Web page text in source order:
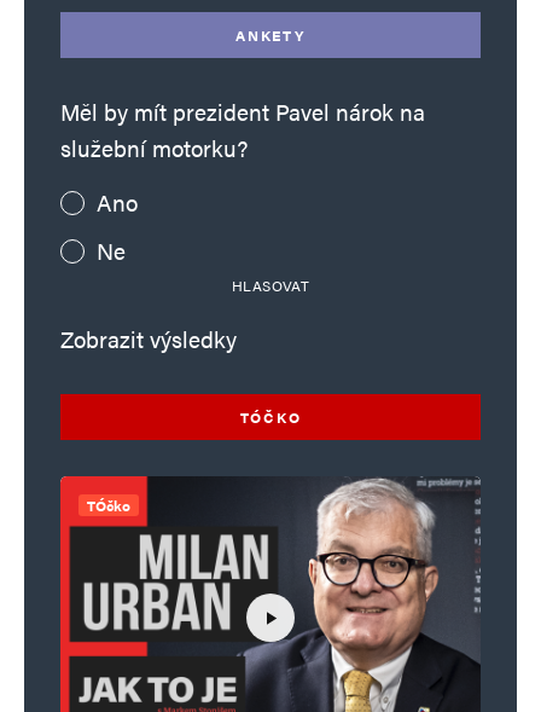
ANKETY
Měl by mít prezident Pavel nárok na
služební motorku?
Ano
Ne
HLASOVAT
Zobrazit výsledky
TÓČKO
TÓčko